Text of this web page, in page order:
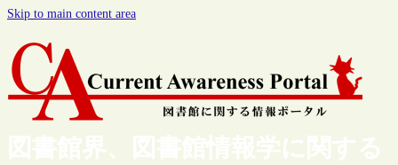
Skip to main content area
図書館界、図書館情報学に関する